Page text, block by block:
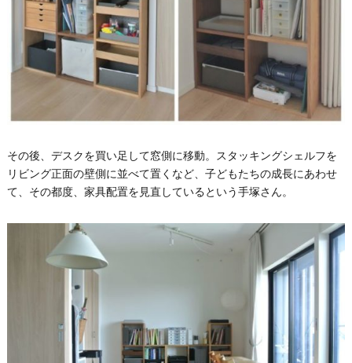
その後、デスクを買い足して窓側に移動。スタッキングシェルフを
リビング正面の壁側に並べて置くなど、子どもたちの成長にあわせ
て、その都度、家具配置を見直しているという手塚さん。